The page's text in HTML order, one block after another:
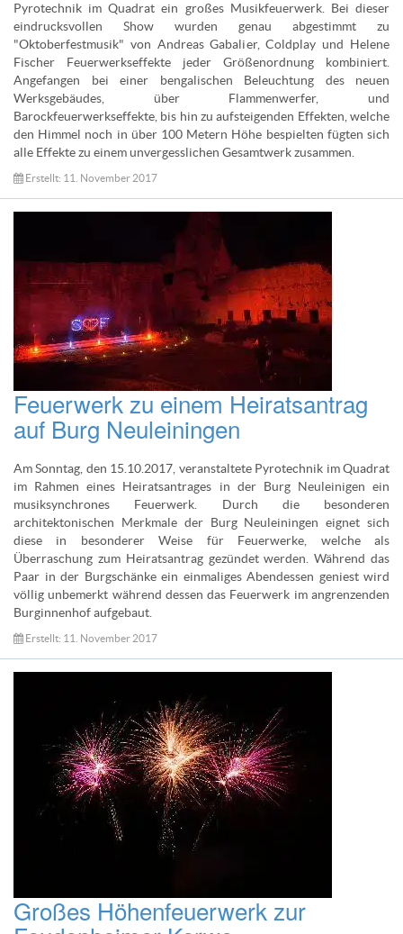
Pyrotechnik im Quadrat ein großes Musikfeuerwerk. Bei dieser
eindrucksvollen Show wurden genau abgestimmt zu
"Oktoberfestmusik" von Andreas Gabalier, Coldplay und Helene
Fischer Feuerwerkseffekte jeder Größenordnung kombiniert.
Angefangen bei einer bengalischen Beleuchtung des neuen
Werksgebäudes, über Flammenwerfer, und
Barockfeuerwerkseffekte, bis hin zu aufsteigenden Effekten, welche
den Himmel noch in über 100 Metern Höhe bespielten fügten sich
alle Effekte zu einem unvergesslichen Gesamtwerk zusammen.
Erstellt: 11. November 2017
Feuerwerk zu einem Heiratsantrag
auf Burg Neuleiningen
Am Sonntag, den 15.10.2017, veranstaltete Pyrotechnik im Quadrat
im Rahmen eines Heiratsantrages in der Burg Neuleinigen ein
musiksynchrones Feuerwerk. Durch die besonderen
architektonischen Merkmale der Burg Neuleiningen eignet sich
diese in besonderer Weise für Feuerwerke, welche als
Überraschung zum Heiratsantrag gezündet werden. Während das
Paar in der Burgschänke ein einmaliges Abendessen geniest wird
völlig unbemerkt während dessen das Feuerwerk im angrenzenden
Burginnenhof aufgebaut.
Erstellt: 11. November 2017
Großes Höhenfeuerwerk zur